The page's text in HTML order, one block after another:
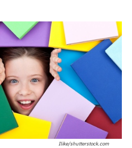
Ilike/shutterstock.com